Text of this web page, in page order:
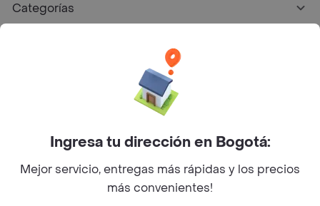
Categorías
Facebook
Twitter
Instagram
©2026Rappi Inc. All rights reserved.
Ingresa tu dirección en Bogotá:
Mejor servicio, entregas más rápidas y los precios
más convenientes!